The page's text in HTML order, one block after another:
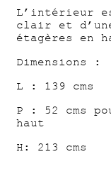
L’intérieur
clair et
étagères en
Dimensions :
L : 139 cms
P : 52 cms
haut
H: 213 cms